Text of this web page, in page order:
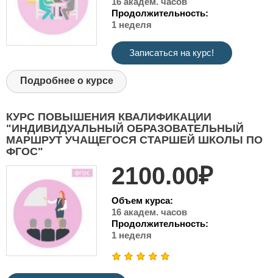
Продолжительность:
1 неделя
Записаться на курс!
Подробнее о курсе
КУРС ПОВЫШЕНИЯ КВАЛИФИКАЦИИ
"ИНДИВИДУАЛЬНЫЙ ОБРАЗОВАТЕЛЬНЫЙ
МАРШРУТ УЧАЩЕГОСЯ СТАРШЕЙ ШКОЛЫ ПО
ФГОС"
2100.00₽
Объем курса:
16 академ. часов
Продолжительность:
1 неделя